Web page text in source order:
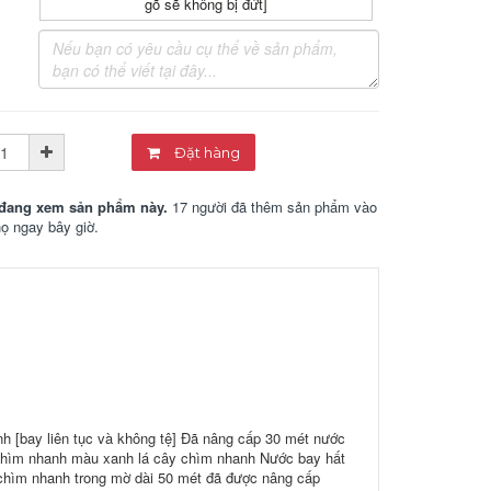
Đặt hàng
xem sản phẩm này. 17 người đã thêm sản phẩm vào
ngay bây giờ.
[bay liên tục và không tệ] Đã nâng cấp 30 mét nước
nhanh màu xanh lá cây chìm nhanh Nước bay hất
nhanh trong mờ dài 50 mét đã được nâng cấp